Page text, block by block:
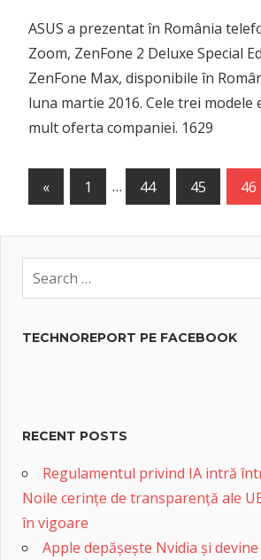
ASUS a prezentat în România
Zoom, ZenFone 2 Deluxe Special
ZenFone Max, disponibile în
luna martie 2016. Cele trei modele
mult oferta companiei. 1629
Posts
«Previous
Posts
1 … 44 45 46
TECHNOREPORT PE FACEBOOK
RECENT POSTS
Regulamentul privind IA intră
Noile cerințe de transparență ale
în vigoare
Apple depășește Nvidia și devine